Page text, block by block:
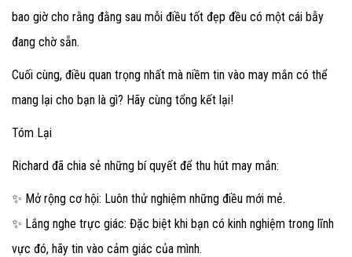
bao giờ cho rằng đằng sau mỗi điều tốt đẹp đều có một cái bẫy
đang chờ sẵn.
Cuối cùng, điều quan trọng nhất mà niềm tin vào may mắn có thể
mang lại cho bạn là gì? Hãy cùng tổng kết lại!
Tóm Lại
Richard đã chia sẻ những bí quyết để thu hút may mắn:
✨ Mở rộng cơ hội: Luôn thử nghiệm những điều mới mẻ.
✨ Lắng nghe trực giác: Đặc biệt khi bạn có kinh nghiệm trong lĩnh
vực đó, hãy tin vào cảm giác của mình.